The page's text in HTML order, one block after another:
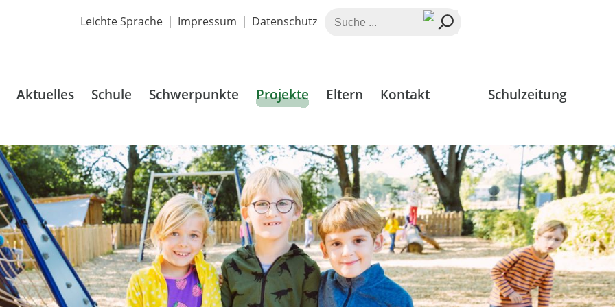
Leichte Sprache Impressum Datenschutz
Suche
Aktuelles Schule Schwerpunkte Projekte Eltern Kontakt Schulzeitung